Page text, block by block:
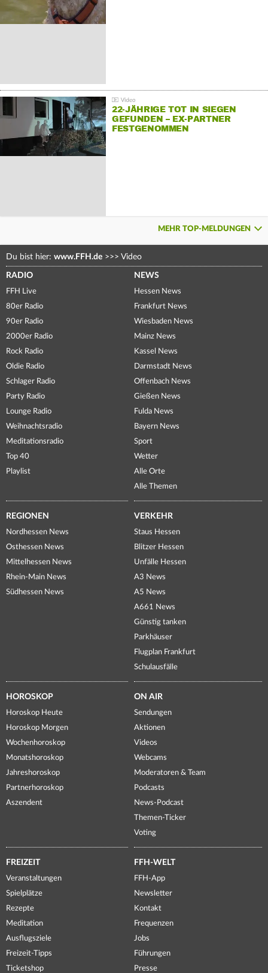
22-JÄHRIGE TOT IN SIEGEN
GEFUNDEN – EX-PARTNER
FESTGENOMMEN
MEHR TOP-MELDUNGEN
Du bist hier: www.FFH.de >>> Video
RADIO
FFH Live
80er Radio
90er Radio
2000er Radio
Rock Radio
Oldie Radio
Schlager Radio
Party Radio
Lounge Radio
Weihnachtsradio
Meditationsradio
Top 40
Playlist
NEWS
Hessen News
Frankfurt News
Wiesbaden News
Mainz News
Kassel News
Darmstadt News
Offenbach News
Gießen News
Fulda News
Bayern News
Sport
Wetter
Alle Orte
Alle Themen
REGIONEN
Nordhessen News
Osthessen News
Mittelhessen News
Rhein-Main News
Südhessen News
VERKEHR
Staus Hessen
Blitzer Hessen
Unfälle Hessen
A3 News
A5 News
A661 News
Günstig tanken
Parkhäuser
Flugplan Frankfurt
Schulausfälle
HOROSKOP
Horoskop Heute
Horoskop Morgen
Wochenhoroskop
Monatshoroskop
Jahreshoroskop
Partnerhoroskop
Aszendent
ON AIR
Sendungen
Aktionen
Videos
Webcams
Moderatoren & Team
Podcasts
News-Podcast
Themen-Ticker
Voting
FREIZEIT
Veranstaltungen
Spielplätze
Rezepte
Meditation
Ausflugsziele
Freizeit-Tipps
Ticketshop
FFH-WELT
FFH-App
Newsletter
Kontakt
Frequenzen
Jobs
Führungen
Presse